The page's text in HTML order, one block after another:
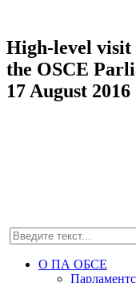
High-level visit
the OSCE
17 August 2016
О ПА ОБСЕ